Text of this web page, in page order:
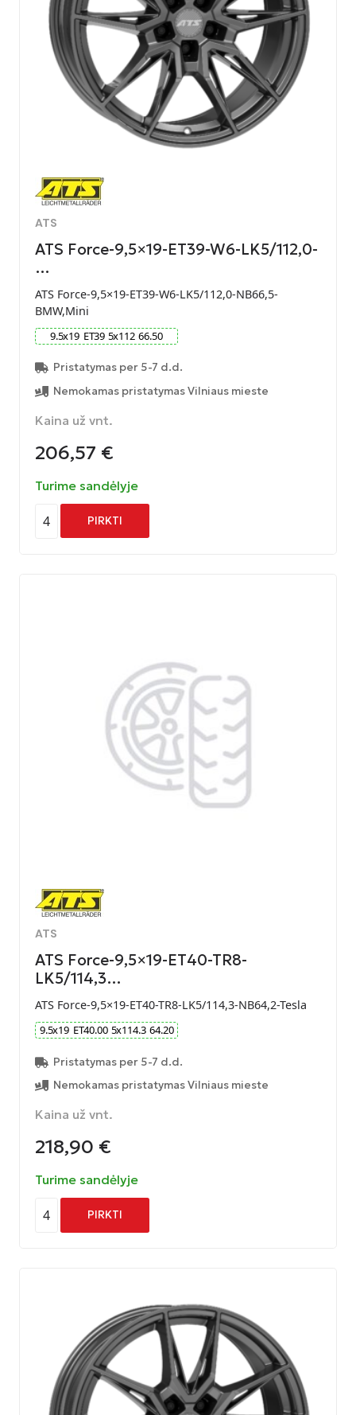
ATS
ATS Force-9,5×19-ET39-W6-LK5/112,0-
…
ATS Force-9,5×19-ET39-W6-LK5/112,0-NB66,5-
BMW,Mini
9.5x19 ET39 5x112 66.50
Pristatymas per 5-7 d.d.
Nemokamas pristatymas Vilniaus mieste
Kaina už vnt.
206,57 €
Turime sandėlyje
4 PIRKTI
ATS
ATS Force-9,5×19-ET40-TR8-
LK5/114,3…
ATS Force-9,5×19-ET40-TR8-LK5/114,3-NB64,2-Tesla
9.5x19 ET40.00 5x114.3 64.20
Pristatymas per 5-7 d.d.
Nemokamas pristatymas Vilniaus mieste
Kaina už vnt.
218,90 €
Turime sandėlyje
4 PIRKTI